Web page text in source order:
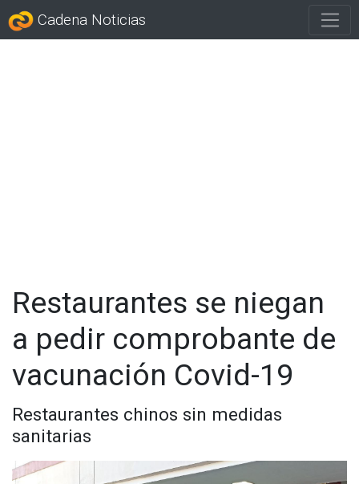
Cadena Noticias
Restaurantes se niegan
a pedir comprobante de
vacunación Covid-19
Restaurantes chinos sin medidas
sanitarias